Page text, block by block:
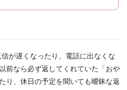
が遅くなったり、電話に出なくな
前なら必ず返してくれていた「おや
り、休日の予定を聞いても曖昧な返